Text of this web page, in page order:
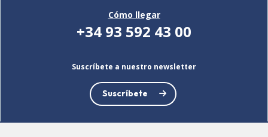
Cómo llegar
+34 93 592 43 00
Suscríbete a nuestro newsletter
Suscríbete